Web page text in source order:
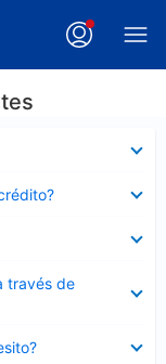
través de